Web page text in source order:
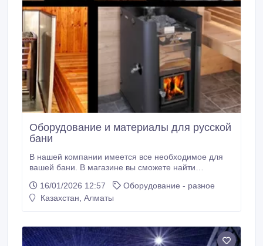
Оборудование и материалы для русской
бани
В нашей компании имеется все необходимое для
вашей бани. В магазине вы сможете найти
дровяных печей Harvia, освещение для вашей бани,
камни для дровяных печей. Вам достаточно
свяжутся и ответят на все ваши вопросы.
16/01/2026 12:57
Оборудование - разное
Казахстан, Алматы